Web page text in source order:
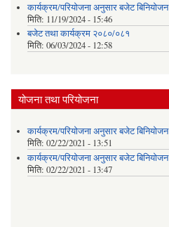
कार्यक्रम/परियोजना अनुसार बजेट बिनियोजन
मिति: 11/19/2024 - 15:46
बजेट तथा कार्यक्रम २०८०/०८१
मिति: 06/03/2024 - 12:58
योजना तथा परियोजना
कार्यक्रम/परियोजना अनुसार बजेट बिनियोजन
मिति: 02/22/2021 - 13:51
कार्यक्रम/परियोजना अनुसार बजेट बिनियोजन
मिति: 02/22/2021 - 13:47